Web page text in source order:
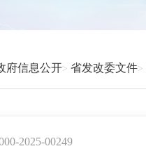
府信息公开 省发改委文件
2025-00249